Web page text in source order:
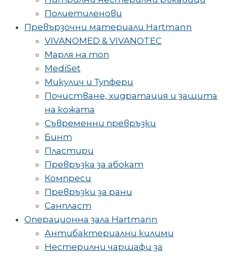
Полиетиленови
Превързочни материали Hartmann
VIVANOMED & VIVANOTEC
Марля на топ
MediSet
Микулич и Тупфери
Почистване, хидратация и защита
на кожата
Съвременни превръзки
Бинт
Пластири
Превръзка за абокат
Компреси
Превръзки за рани
Санпласт
Операционна зала Hartmann
Антибактериални килими
Нестерилни чаршафи за